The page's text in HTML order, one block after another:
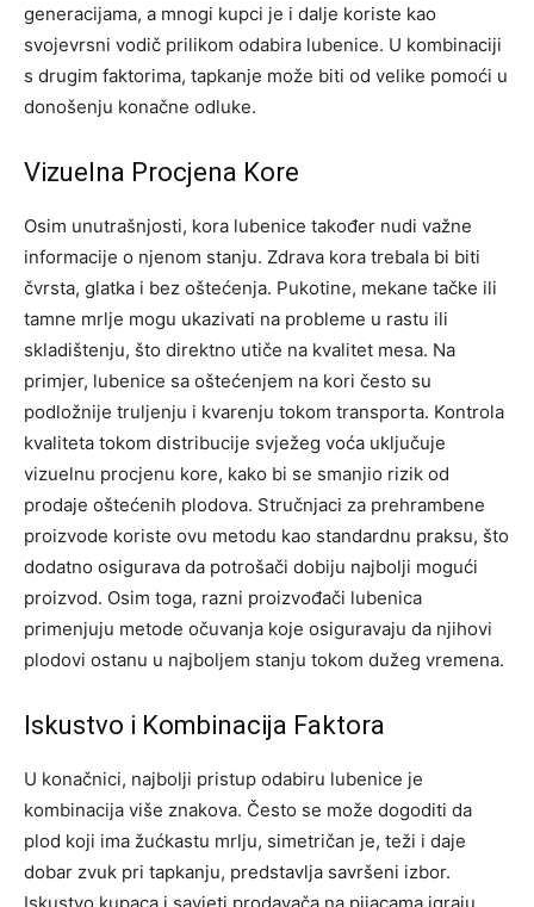
generacijama, a mnogi kupci je i dalje koriste kao
svojevrsni vodič prilikom odabira lubenice. U kombinaciji
s drugim faktorima, tapkanje može biti od velike pomoći u
donošenju konačne odluke.
Vizuelna Procjena Kore
Osim unutrašnjosti, kora lubenice također nudi važne
informacije o njenom stanju. Zdrava kora trebala bi biti
čvrsta, glatka i bez oštećenja. Pukotine, mekane tačke ili
tamne mrlje mogu ukazivati na probleme u rastu ili
skladištenju, što direktno utiče na kvalitet mesa. Na
primjer, lubenice sa oštećenjem na kori često su
podložnije truljenju i kvarenju tokom transporta. Kontrola
kvaliteta tokom distribucije svježeg voća uključuje
vizuelnu procjenu kore, kako bi se smanjio rizik od
prodaje oštećenih plodova. Stručnjaci za prehrambene
proizvode koriste ovu metodu kao standardnu praksu, što
dodatno osigurava da potrošači dobiju najbolji mogući
proizvod. Osim toga, razni proizvođači lubenica
primenjuju metode očuvanja koje osiguravaju da njihovi
plodovi ostanu u najboljem stanju tokom dužeg vremena.
Iskustvo i Kombinacija Faktora
U konačnici, najbolji pristup odabiru lubenice je
kombinacija više znakova. Često se može dogoditi da
plod koji ima žućkastu mrlju, simetričan je, teži i daje
dobar zvuk pri tapkanju, predstavlja savršeni izbor.
Iskustvo kupaca i savjeti prodavača na pijacama igraju